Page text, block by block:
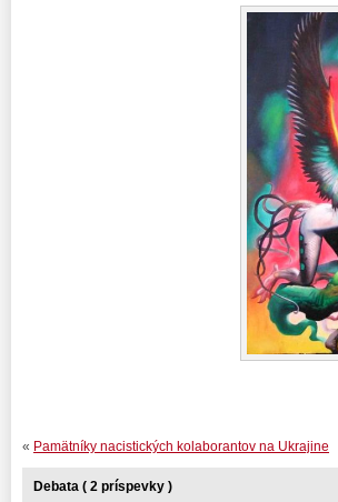
« Pamätníky nacistických kolaborantov na Ukrajine
Debata ( 2 príspevky )